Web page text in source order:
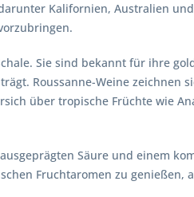
Kalifornien, Australien
Sie sind bekannt für ihre
Roussanne-Weine zeichnen
über tropische Früchte wie
Säure und einem
Fruchtaromen zu genießen,